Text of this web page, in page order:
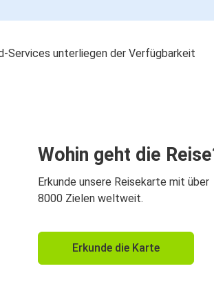
Services unterliegen der Verfügbarkeit
Wohin geht die
Erkunde unsere Reisekarte mit über
8000 Zielen weltweit.
Erkunde die Karte